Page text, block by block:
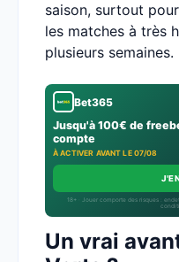
saison, surtout
les matches à très
plusieurs semaines.
Bet365
Jusqu'à 100€ de
compte
À ACTIVER AVANT LE 07/08
18+ · Jouer comporte des risques :
Un vrai